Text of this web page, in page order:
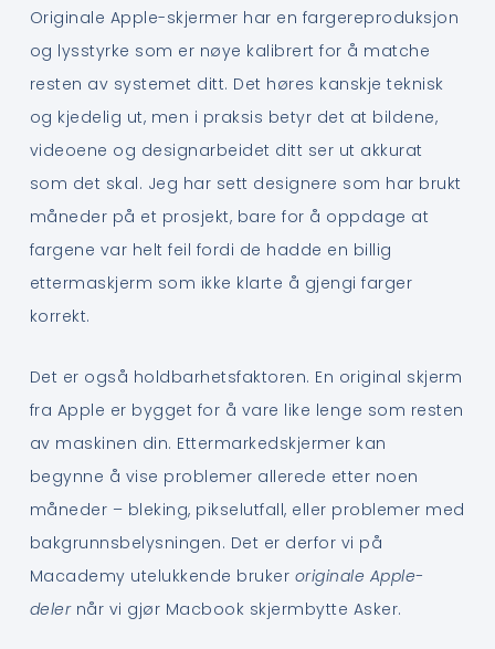
Originale Apple-skjermer har en fargereproduksjon
og lysstyrke som er nøye kalibrert for å matche
resten av systemet ditt. Det høres kanskje teknisk
og kjedelig ut, men i praksis betyr det at bildene,
videoene og designarbeidet ditt ser ut akkurat
som det skal. Jeg har sett designere som har brukt
måneder på et prosjekt, bare for å oppdage at
fargene var helt feil fordi de hadde en billig
ettermaskjerm som ikke klarte å gjengi farger
korrekt.
Det er også holdbarhetsfaktoren. En original skjerm
fra Apple er bygget for å vare like lenge som resten
av maskinen din. Ettermarkedskjermer kan
begynne å vise problemer allerede etter noen
måneder – bleking, pikselutfall, eller problemer med
bakgrunnsbelysningen. Det er derfor vi på
Macademy utelukkende bruker originale Apple-
delernår vi gjør Macbook skjermbytte Asker.